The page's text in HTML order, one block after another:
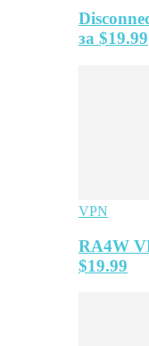
за $19.99
VPN
RA4W
$19.99